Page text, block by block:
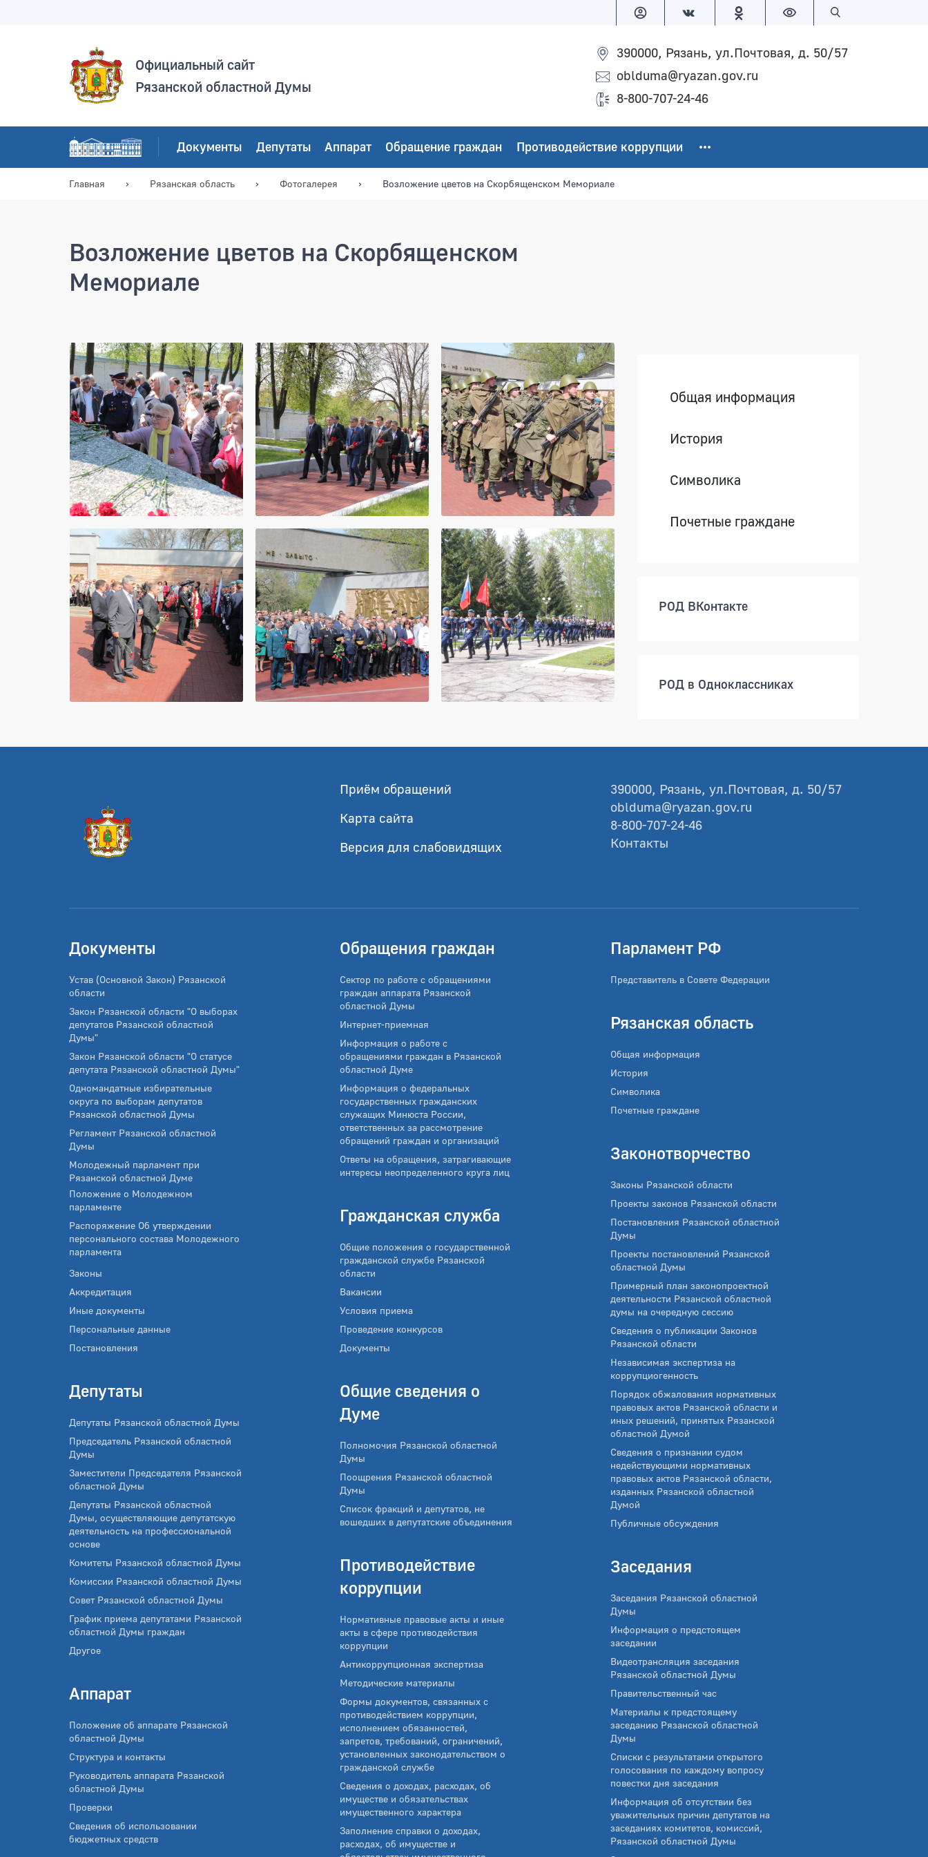
Версия для слабовидящих
Официальный сайт
Рязанской областной Думы
390000, Рязань, ул.Почтовая, д. 50/57
oblduma@ryazan.gov.ru
8-800-707-24-46
Документы Депутаты Аппарат Обращение граждан Противодействие коррупции
Главная Рязанская область Фотогалерея Возложение цветов на Скорбященском Мемориале
Возложение цветов на Скорбященском
Мемориале
Возложение цветов на Скорбященском Мемориале
Общая информация
История
Символика
Почетные граждане
РОД ВКонтакте
РОД в Одноклассниках
Приём обращений
Карта сайта
Версия для слабовидящих
390000, Рязань, ул.Почтовая, д. 50/57
oblduma@ryazan.gov.ru
8-800-707-24-46
Контакты
Документы
Устав (Основной Закон) Рязанской
области
Закон Рязанской области "О выборах
депутатов Рязанской областной
Думы"
Закон Рязанской области "О статусе
депутата Рязанской областной Думы"
Одномандатные избирательные
округа по выборам депутатов
Рязанской областной Думы
Регламент Рязанской областной
Думы
Молодежный парламент при
Рязанской областной Думе
Положение о Молодежном
парламенте
Распоряжение Об утверждении
персонального состава Молодежного
парламента
Законы
Аккредитация
Иные документы
Персональные данные
Постановления
Депутаты
Депутаты Рязанской областной Думы
Председатель Рязанской областной
Думы
Заместители Председателя Рязанской
областной Думы
Депутаты Рязанской областной
Думы, осуществляющие депутатскую
деятельность на профессиональной
основе
Комитеты Рязанской областной Думы
Комиссии Рязанской областной Думы
Совет Рязанской областной Думы
График приема депутатами Рязанской
областной Думы граждан
Другое
Аппарат
Положение об аппарате Рязанской
областной Думы
Структура и контакты
Руководитель аппарата Рязанской
областной Думы
Проверки
Сведения об использовании
бюджетных средств
Обращения граждан
Сектор по работе с обращениями
граждан аппарата Рязанской
областной Думы
Интернет-приемная
Информация о работе с
обращениями граждан в Рязанской
областной Думе
Информация о федеральных
государственных гражданских
служащих Минюста России,
ответственных за рассмотрение
обращений граждан и организаций
Ответы на обращения, затрагивающие
интересы неопределенного круга лиц
Гражданская служба
Общие положения о государственной
гражданской службе Рязанской
области
Вакансии
Условия приема
Проведение конкурсов
Документы
Общие сведения о
Думе
Полномочия Рязанской областной
Думы
Поощрения Рязанской областной
Думы
Список фракций и депутатов, не
вошедших в депутатские объединения
Противодействие
коррупции
Нормативные правовые акты и иные
акты в сфере противодействия
коррупции
Антикоррупционная экспертиза
Методические материалы
Формы документов, связанных с
противодействием коррупции,
исполнением обязанностей,
запретов, требований, ограничений,
установленных законодательством о
гражданской службе
Сведения о доходах, расходах, об
имуществе и обязательствах
имущественного характера
Заполнение справки о доходах,
расходах, об имуществе и
Парламент РФ
Представитель в Совете Федерации
Рязанская область
Общая информация
История
Символика
Почетные граждане
Законотворчество
Законы Рязанской области
Проекты законов Рязанской области
Постановления Рязанской областной
Думы
Проекты постановлений Рязанской
областной Думы
Примерный план законопроектной
деятельности Рязанской областной
думы на очередную сессию
Сведения о публикации Законов
Рязанской области
Независимая экспертиза на
коррупциогенность
Порядок обжалования нормативных
правовых актов Рязанской области и
иных решений, принятых Рязанской
областной Думой
Сведения о признании судом
недействующими нормативных
правовых актов Рязанской области,
изданных Рязанской областной
Думой
Публичные обсуждения
Заседания
Заседания Рязанской областной
Думы
Информация о предстоящем
заседании
Видеотрансляция заседания
Рязанской областной Думы
Правительственный час
Материалы к предстоящему
заседанию Рязанской областной
Думы
Списки с результатами открытого
голосования по каждому вопросу
повестки дня заседания
Информация об отсутствии без
уважительных причин депутатов на
заседаниях комитетов, комиссий,
Рязанской областной Думы